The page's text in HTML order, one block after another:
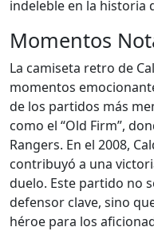
indeleble en la historia
Momentos
La camiseta retro de
momentos
de los partidos más
como el “Old Firm”,
Rangers. En el 2008,
contribuyó a una
duelo. Este partido no
defensor clave, sino
héroe para los